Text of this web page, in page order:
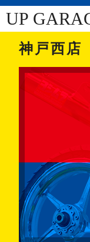
UP
神戸西店